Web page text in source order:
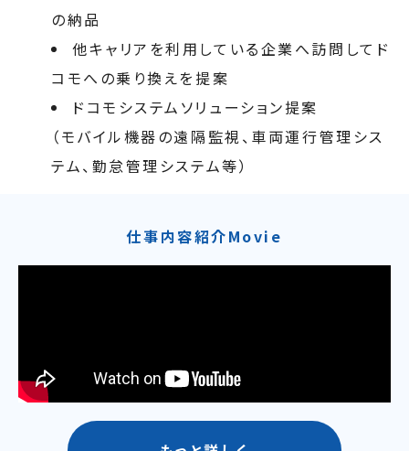
の納品
他キャリアを利用している企業へ訪問してド
コモへの乗り換えを提案
ドコモシステムソリューション提案
（モバイル機器の遠隔監視、車両運行管理シス
テム、勤怠管理システム等）
仕事内容紹介Movie